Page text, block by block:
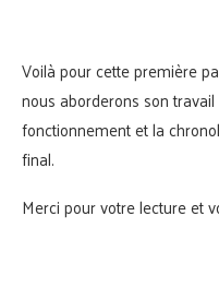
Voilà pour cette première
nous aborderons son
fonctionnement et la
final.
Merci pour votre lecture et